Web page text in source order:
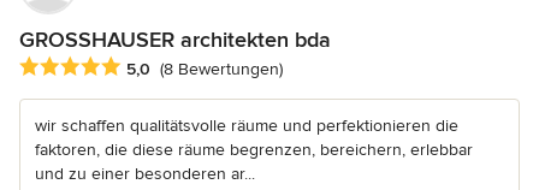
GROSSHAUSER architekten bda
Durchschnittliche Bewertung: 5 von 5 Sternen
5,0 (8 Bewertungen)
wir schaffen qualitätsvolle räume und perfektionieren die
faktoren, die diese räume begrenzen, bereichern, erlebbar
und zu einer besonderen ar...